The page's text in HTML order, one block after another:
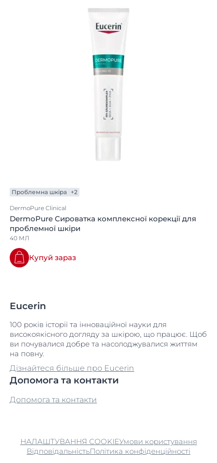
Проблемна шкіра +2
DermoPure Clinical
DermoPure Сироватка комплексної корекції для
проблемної шкіри
40 МЛ
Купуй зараз
Eucerin
100 років історії та інноваційної науки для
високоякісного догляду за шкірою, що працює. Щоб
ви почувалися добре та насолоджувалися життям
на повну.
Дізнайтеся більше про Eucerin
Допомога та контакти
Допомога та контакти
НАЛАШТУВАННЯ COOKIEУмови користування
ВідповідальністьПолітика конфіденційності